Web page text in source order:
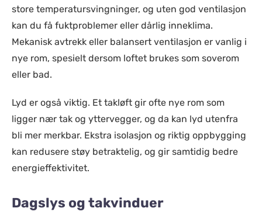
store temperatursvingninger, og uten god ventilasjon
kan du få fuktproblemer eller dårlig inneklima.
Mekanisk avtrekk eller balansert ventilasjon er vanlig i
nye rom, spesielt dersom loftet brukes som soverom
eller bad.
Lyd er også viktig. Et takløft gir ofte nye rom som
ligger nær tak og yttervegger, og da kan lyd utenfra
bli mer merkbar. Ekstra isolasjon og riktig oppbygging
kan redusere støy betraktelig, og gir samtidig bedre
energieffektivitet.
Dagslys og takvinduer